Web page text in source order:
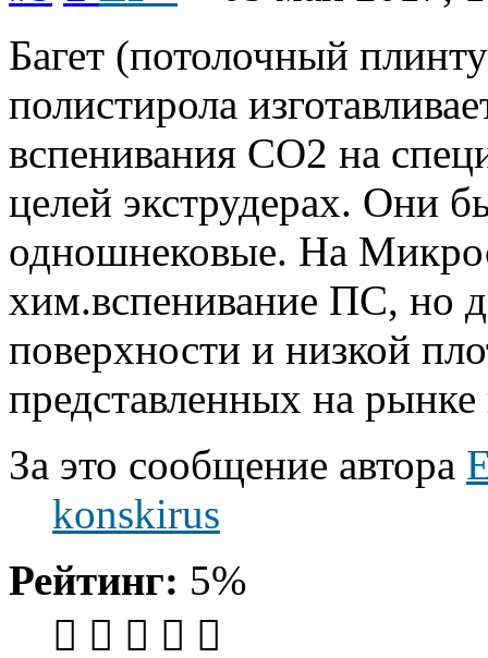
Багет (потолочный
полистирола
вспенивания СО2 на
целей экструдерах. Они
одношнековые. На
хим.вспенивание ПС, но
поверхности и низкой
представленных на
За это сообщение автора
konskirus
Рейтинг: 5%